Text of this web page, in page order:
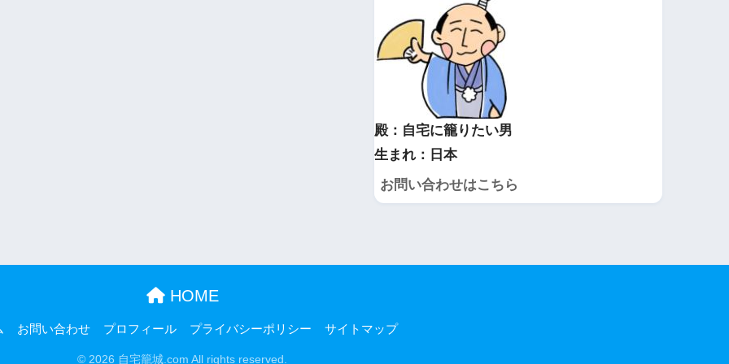
殿：自宅に籠りたい男
生まれ：日本
お問い合わせはこちら
HOME
お問い合わせ プロフィール プライバシーポリシー サイトマップ
© 2026 自宅籠城.com All rights reserved.